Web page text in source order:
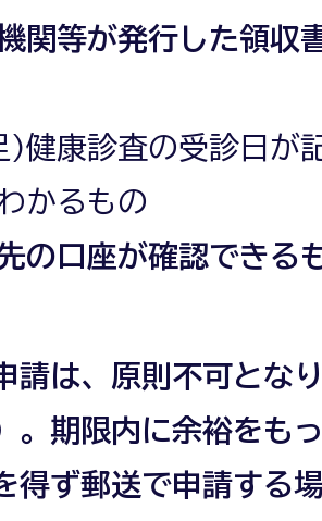
関等が発行した領収
)健康診査の受診日が
かるもの
の口座が確認できる
請は、原則不可とな
。期限内に余裕をも
得ず郵送で申請する